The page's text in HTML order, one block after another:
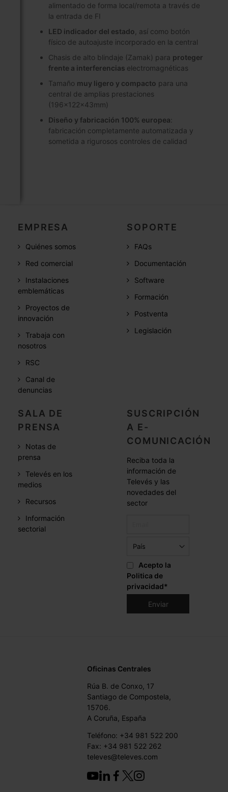
alimentado de forma local/remota a través de
la entrada de FI
LED indicador del estado , así como botón
físico de autoajuste incorporado en la central
Chasis de alto blindaje (Zamak) para proteger
frente a interferencias electromagnéticas
Tamaño muy ligero y compacto para una
central de amplias prestaciones
(196x122x43mm)
Diseño y fabricación 100% europea:
fabricación completamente automatizada y
sometida a rigurosos controles de calidad
EMPRESA
Quiénes somos
Red comercial
Instalaciones
emblemáticas
Proyectos de
innovación
Trabaja con
nosotros
RSC
Canal de
denuncias
SOPORTE
FAQs
Documentación
Software
Formación
Postventa
Legislación
SALA DE
PRENSA
Notas de
prensa
Televés en los
medios
Recursos
Información
sectorial
SUSCRIPCIÓN
A E-
COMUNICACIÓN
Reciba toda la
información de
Televés y las
novedades del
sector
Acepto la
Politica de
privacidad*
Oficinas Centrales
Rúa B. de Conxo, 17
Santiago de Compostela,
15706.
A Coruña, España
Teléfono: +34 981 522 200
Fax: +34 981 522 262
televes@televes.com